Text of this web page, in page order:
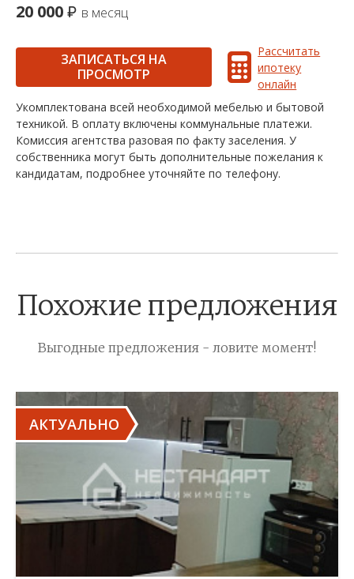
20 000 в месяц
ЗАПИСАТЬСЯ НА
ПРОСМОТР
Рассчитать
ипотеку
онлайн
Укомплектована всей необходимой мебелью и бытовой
техникой. В оплату включены коммунальные платежи.
Комиссия агентства разовая по факту заселения. У
собственника могут быть дополнительные пожелания к
кандидатам, подробнее уточняйте по телефону.
Похожие предложения
Выгодные предложения - ловите момент!
АКТУАЛЬНО